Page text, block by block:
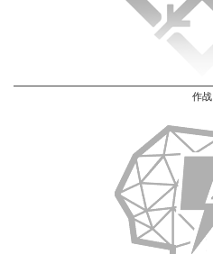
作战